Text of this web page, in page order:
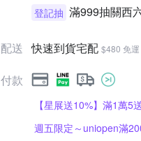
登記抽 滿999抽關西
配送 快速到貨宅配 $480 免運
付款
【星展送10%】滿1萬5
週五限定～uniopen滿